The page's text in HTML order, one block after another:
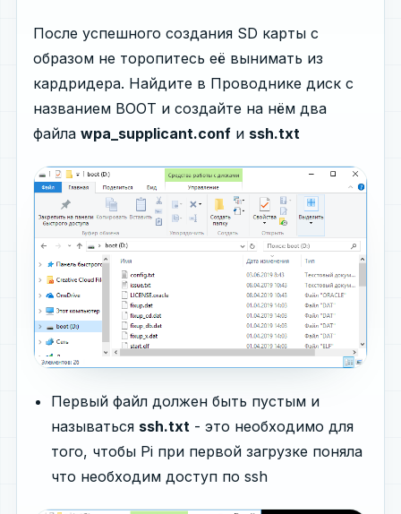
После успешного создания SD карты с
образом не торопитесь её вынимать из
кардридера. Найдите в Проводнике диск с
названием BOOT и создайте на нём два
файла wpa_supplicant.conf и ssh.txt
Первый файл должен быть пустым и
называться ssh.txt - это необходимо для
того, чтобы Pi при первой загрузке поняла
что необходим доступ по ssh